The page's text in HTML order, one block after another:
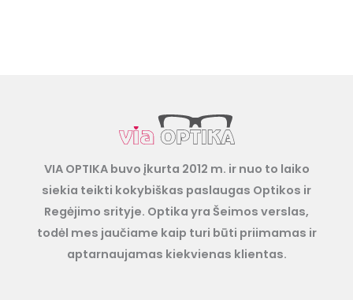
VIA OPTIKA buvo įkurta 2012 m. ir nuo to laiko
siekia teikti kokybiškas paslaugas Optikos ir
Regėjimo srityje. Optika yra Šeimos verslas,
todėl mes jaučiame kaip turi būti priimamas ir
aptarnaujamas kiekvienas klientas.